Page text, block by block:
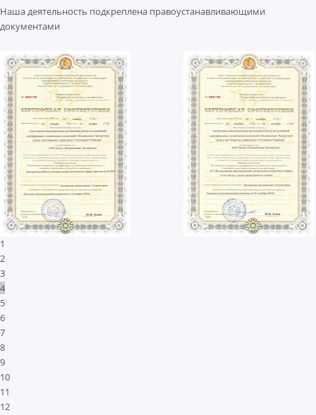
Наша деятельность подкреплена правоустанавливающими
документами
1
2
3
4
5
6
7
8
9
10
11
12